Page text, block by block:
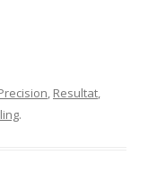
, Resultat,
.